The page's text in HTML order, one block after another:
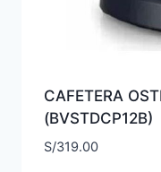
CAFETERA
(BVSTDCP12B)
S/319.00